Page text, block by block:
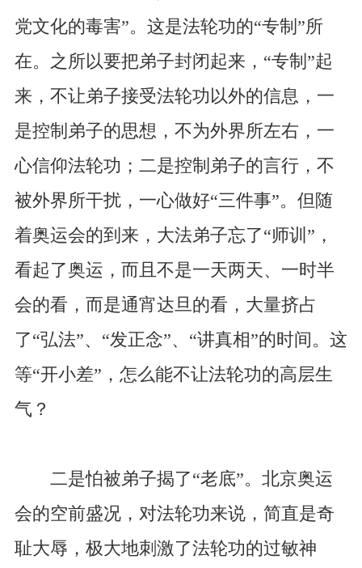
党文化的毒害”。这是法轮功的“专制”所
在。之所以要把弟子封闭起来，“专制”起
来，不让弟子接受法轮功以外的信息，一
是控制弟子的思想，不为外界所左右，一
心信仰法轮功；二是控制弟子的言行，不
被外界所干扰，一心做好“三件事”。但随
着奥运会的到来，大法弟子忘了“师训”，
看起了奥运，而且不是一天两天、一时半
会的看，而是通宵达旦的看，大量挤占
了“弘法”、“发正念”、“讲真相”的时间。这
等“开小差”，怎么能不让法轮功的高层生
气？
二是怕被弟子揭了“老底”。北京奥运
会的空前盛况，对法轮功来说，简直是奇
耻大辱，极大地刺激了法轮功的过敏神